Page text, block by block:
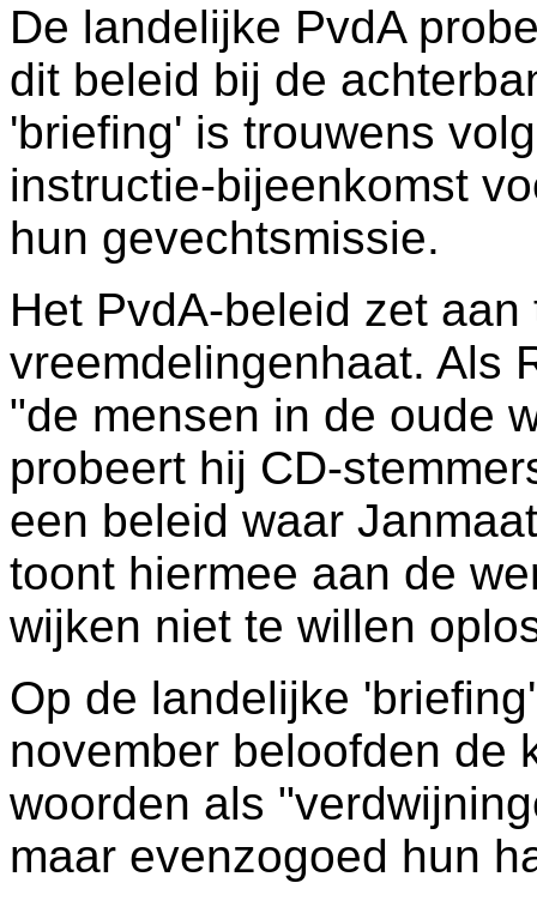
De landelijke PvdA
dit beleid bij de
'briefing' is trouwens
instructie-bijeenkomst
hun gevechtsmissie.
Het PvdA-beleid zet
vreemdelingenhaat. Als
"de mensen in de oude
probeert hij CD-
een beleid waar
toont hiermee aan de
wijken niet te willen
Op de landelijke
november beloofden de
woorden als
maar evenzogoed hun